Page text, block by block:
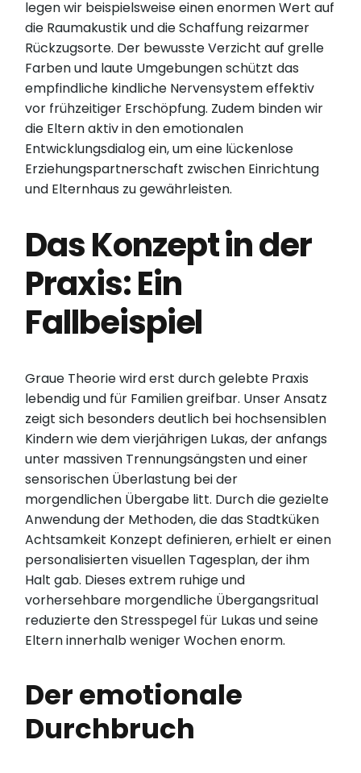
legen wir beispielsweise einen enormen Wert auf
die Raumakustik und die Schaffung reizarmer
Rückzugsorte. Der bewusste Verzicht auf grelle
Farben und laute Umgebungen schützt das
empfindliche kindliche Nervensystem effektiv
vor frühzeitiger Erschöpfung. Zudem binden wir
die Eltern aktiv in den emotionalen
Entwicklungsdialog ein, um eine lückenlose
Erziehungspartnerschaft zwischen Einrichtung
und Elternhaus zu gewährleisten.
Das Konzept in der
Praxis: Ein
Fallbeispiel
Graue Theorie wird erst durch gelebte Praxis
lebendig und für Familien greifbar. Unser Ansatz
zeigt sich besonders deutlich bei hochsensiblen
Kindern wie dem vierjährigen Lukas, der anfangs
unter massiven Trennungsängsten und einer
sensorischen Überlastung bei der
morgendlichen Übergabe litt. Durch die gezielte
Anwendung der Methoden, die das Stadtküken
Achtsamkeit Konzept definieren, erhielt er einen
personalisierten visuellen Tagesplan, der ihm
Halt gab. Dieses extrem ruhige und
vorhersehbare morgendliche Übergangsritual
reduzierte den Stresspegel für Lukas und seine
Eltern innerhalb weniger Wochen enorm.
Der emotionale
Durchbruch